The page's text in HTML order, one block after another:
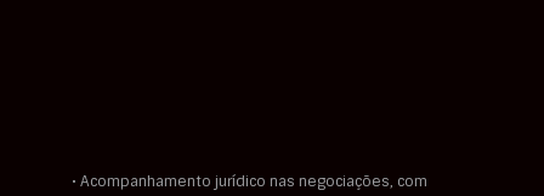
• Acompanhamento jurídico nas negociações, com